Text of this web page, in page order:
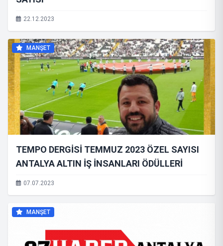
22.12.2023
MANŞET
TEMPO DERGİSİ TEMMUZ 2023 ÖZEL SAYISI
ANTALYA ALTIN İŞ İNSANLARI ÖDÜLLERİ
07.07.2023
MANŞET